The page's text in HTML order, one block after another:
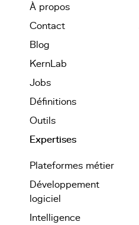
À propos
Contact
Blog
KernLab
Jobs
Définitions
Outils
Expertises
Plateformes métier
Développement
logiciel
Intelligence